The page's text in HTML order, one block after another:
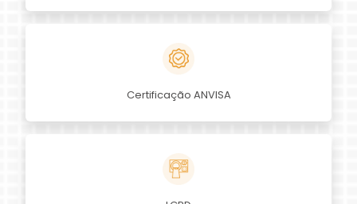
Certificação ANVISA